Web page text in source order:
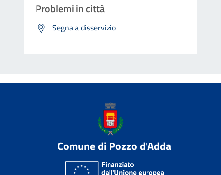
Problemi in città
Segnala disservizio
Comune di Pozzo d'Adda